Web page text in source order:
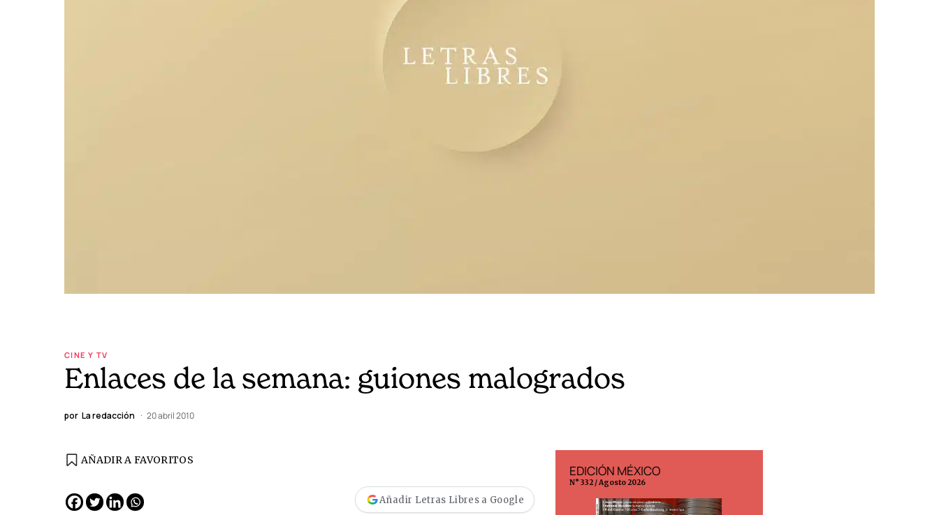
CINE Y TV
Enlaces de la semana: guiones malogrados
por La redacción 20 abril 2010
AÑADIR A FAVORITOS
Añadir Letras Libres a Google
EDICIÓN MÉXICO
N° 332 / Agosto 2026